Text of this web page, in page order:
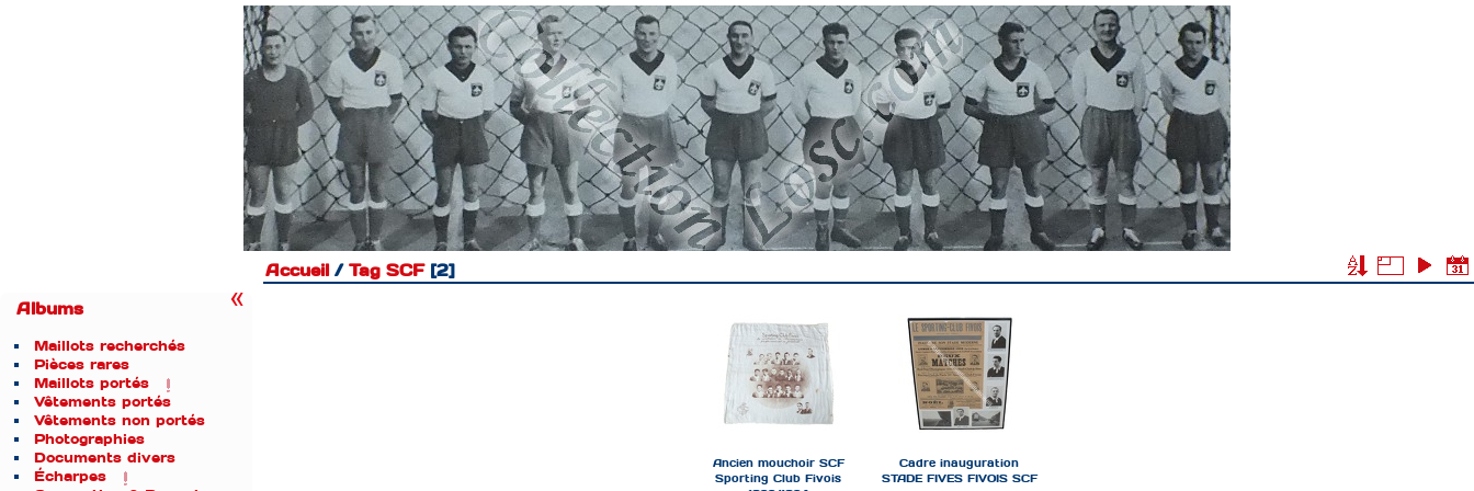
Albums
Maillots recherchés
Pièces rares
Maillots portés
Vêtements portés
Vêtements non portés
Photographies
Documents divers
Écharpes
Accueil / Tag SCF 2
Ancien mouchoir SCF
Sporting Club Fivois
Cadre inauguration
STADE FIVES FIVOIS SCF